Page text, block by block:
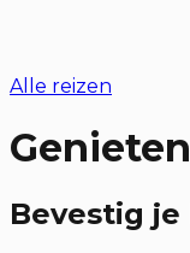
Alle reizen
Bevestig